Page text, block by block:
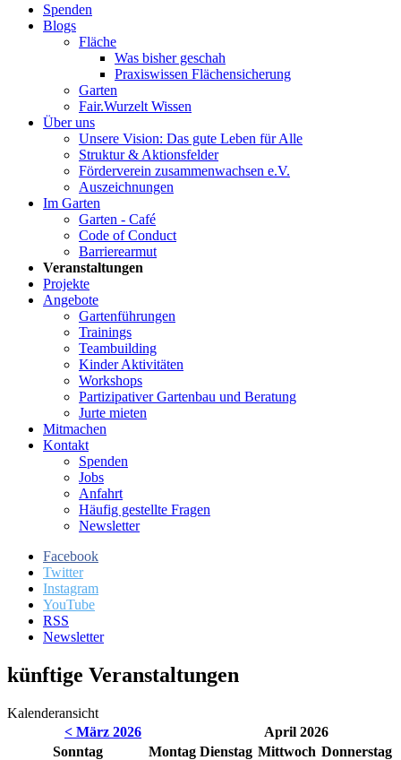
Spenden
Blogs
Fläche
Was bisher geschah
Praxiswissen Flächensicherung
Garten
Fair.Wurzelt Wissen
Über uns
Unsere Vision: Das gute Leben für Alle
Struktur & Aktionsfelder
Förderverein zusammenwachsen e.V.
Auszeichnungen
Im Garten
Garten - Café
Code of Conduct
Barrierearmut
Veranstaltungen
Projekte
Angebote
Gartenführungen
Trainings
Teambuilding
Kinder Aktivitäten
Workshops
Partizipativer Gartenbau und Beratung
Jurte mieten
Mitmachen
Kontakt
Spenden
Jobs
Anfahrt
Häufig gestellte Fragen
Newsletter
Facebook
Twitter
Instagram
YouTube
RSS
Newsletter
künftige Veranstaltungen
Kalenderansicht
< März 2026
April 2026
Sonntag Montag Dienstag Mittwoch Donnerstag